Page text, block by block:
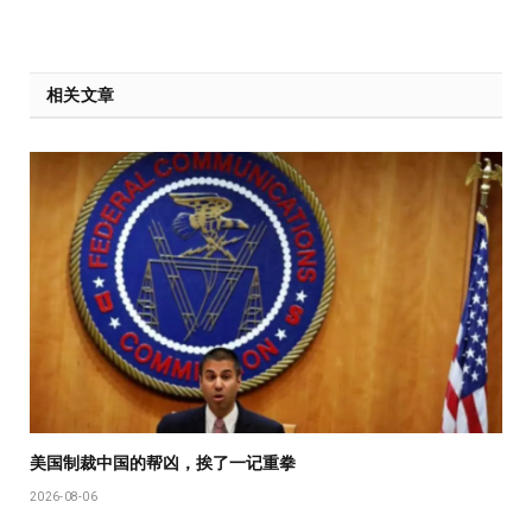
相关文章
美国制裁中国的帮凶，挨了一记重拳
2026-08-06